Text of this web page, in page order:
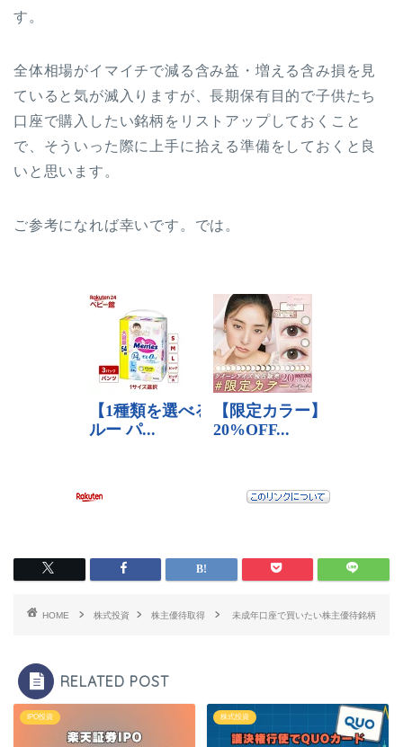
す。
全体相場がイマイチで減る含み益・増える含み損を見
ていると気が滅入りますが、長期保有目的で子供たち
口座で購入したい銘柄をリストアップしておくこと
で、そういった際に上手に拾える準備をしておくと良
いと思います。
ご参考になれば幸いです。では。
HOME 株式投資 株主優待取得 未成年口座で買いたい株主優待銘柄
RELATED POST
IPO投資 株式投資